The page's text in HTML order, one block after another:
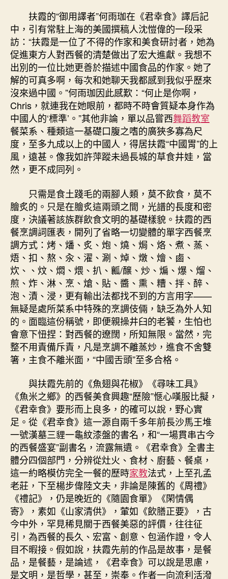
扶霞的“御用譯者”何雨珈在《君幸食》譯后記
中，引有常駐上海的美國撰稿人沈愷偉的一段采
訪：“扶霞是一位了不得的作家和美食研討者，她為
促進東方人對西餐的清楚做出了宏大進獻。我想不
出別的一位比她更善於描述中國食品的作家。她了
解的可真多啊，每次和她聊天我都感到我似乎歷來
沒來過中國。”何雨珈因此感歎：“何止是你啊，
Chris，就連我在她眼前，都時不時會質疑本身作為
中國人的‘標準’。”其他非論，單以品嘗西舞蹈教室
餐菜系、種類這一基礎口腹之嗜的廣狹多寡為尺
度，至多九成以上的中國人，得居扶霞“中國胃”的上
風，遠甚。像我如許萍蹤未過長城的草食井娃，當
然，更不成同列。
只需是食土踐毛的兩腳人類，莫不飲食，莫不
膾炙的。只是在膾炙這兩頭之間，光譜的長度和密
度，決議著該族群飲食文明的基礎樣貌。扶霞的西
餐烹調詞匯表，開列了省略一切變體的單字西餐烹
調方式：烤、燔、炙、炮、燒、焗、烙、煮、蒸、
焐、扣、熬、汆、濯、涮、焯、燉、燴、鹵、
炊、、炆、燜、煨、扒、瓤/醸、炒、煸、爆、熘、
煎、炸、淋、烹、熗、貼、醬、熏、糟、拌、醉、
泡、漬、浸，更有輸出法都找不到的方言用字——
無疑是處所菜系中特殊的烹調伎倆，缺乏為外人知
的。面臨這份稱號，即便親操井臼的老饕，生怕也
會意下忸捏：對西餐的遼闊，所知無限。當然，完
整不用責備斥責，凡是烹調不離蒸炒，進食不舍雙
箸，主食不離米面，“中國舌頭”至多合格。
與扶霞先前的《魚翅與花椒》《尋味工具》
《魚米之鄉》的西餐美食興趣“歷險”愜心嘆服比擬，
《君幸食》要形而上良多，的確可以說，野心實
足。從《君幸食》這一源自兩千多年前長沙馬王堆
一號漢墓三貍一龜紋漆盤的書名，和“一場貫串古今
的西餐盛宴”副書名，流露無遺。《君幸食》全書主
體分四個部門，分辨從灶火、食材、廚藝、餐桌，
這一約略模仿完全一餐的歷時家教法式，上至孔孟
老莊，下至楊步偉陸文夫，非論是陳舊的《周禮》
《禮記》，仍是晚近的《隨園食單》《閑情偶
寄》，素如《山家清供》，葷如《飲膳正要》，古
今中外，罕見稀見關于西餐美惡的評價，往往征
引，為西餐的長久、宏富、創意、包涵作證，令人
目不暇接。假如說，扶霞先前的作品是故事，是餐
品，是餐藝，是論述，《君幸食》可以說是思慮，
是文明，是哲學，甚至，崇奉。作者一向流利活潑